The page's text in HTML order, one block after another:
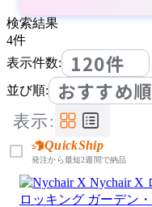
検索結果
4件
表示件数:
120件
並び順: おすすめ順
表示:
QuickShip
発注から最短2週間で納品